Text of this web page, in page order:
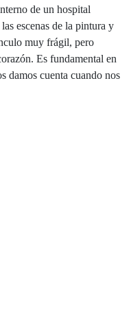
de un hospital
escenas de la pintura y
muy frágil, pero
Es fundamental en
damos cuenta cuando nos